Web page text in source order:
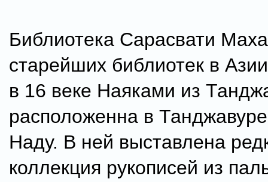
Библиотека Сарасвати
старейших библиотек в
в 16 веке Наяками из
расположенна в
Наду. В ней выставлена
коллекция рукописей из